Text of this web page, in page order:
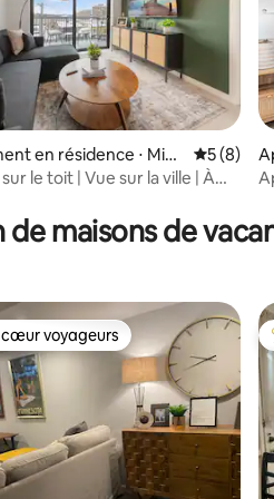
base de 147 commentaires :
en résidence ⋅ Minn
5 (8)
le toit | Vue sur la ville | À
de maisons de
cœur voyageurs
voyageurs